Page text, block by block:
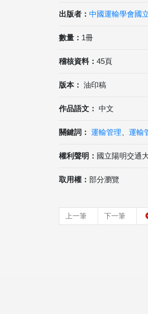
出版者： 中國運輸學會國
數量： 1冊
稽核資料： 45頁
版本： 油印稿
作品語文： 中文
關鍵詞： 運輸管理 運輸
權利聲明： 國立陽明交通
取用權： 部分瀏覽
上一筆 下一筆